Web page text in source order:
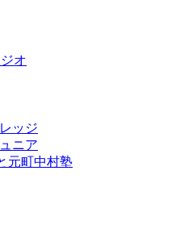
オ
ッジ
ニア
元町中村塾